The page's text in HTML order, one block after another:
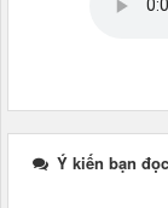
Ý kiến bạn đọc